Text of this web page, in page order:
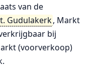
van de
Gudulakerk, Markt
bij
(voorverkoop)